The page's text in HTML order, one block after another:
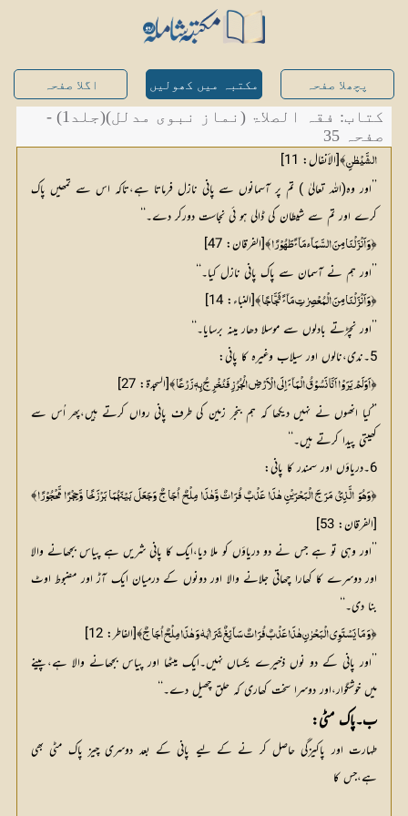
پچھلا صفحہ مکتبہ میں کھولیں اگلا صفحہ
کتاب: فقہ الصلاۃ (نماز نبوی مدلل)(جلد1) -
صفحہ 35
الشَّیْطٰنِ﴾[الأنفال: 11]
’’اور وہ(اللہ تعالیٰ ) تم پر آسمانوں سے پانی نازل فرماتا ہے،تاکہ اس سے تمھیں پاک
کرے اور تم سے شیطان کی ڈالی ہو ئی نجاست دورکر دے۔‘‘
﴿وَاَنْزَلْنَا مِنَ السَّمَآئِ مَآئً طَھُوْرًا﴾[الفرقان: 47]
’’اور ہم نے آسمان سے پاک پانی نازل کیا۔‘‘
﴿وَاَنْزَلْنَا مِنَ الْمُعْصِرٰتِ مَآئً ثَجَّاجًا﴾[النباء: 14]
’’اور نچڑتے بادلوں سے موسلا دھار مینہ برسایا۔‘‘
5۔ندی،نالوں اور سیلاب وغیرہ کا پانی:
﴿اَوَلَمْ یَرَوْا اَنَّا نَسُوْقُ الْمَآئَ اِلَی الْاَرْضِ الْجُرُزِ فَنُخْرِجُ بِہٖ زَرْعًا﴾[السجدۃ: 27]
’’کیا انھوں نے نہیں دیکھا کہ ہم بنجر زمین کی طرف پانی رواں کرتے ہیں،پھر اُس سے
کھیتی پیدا کرتے ہیں۔‘‘
6۔دریاؤں اور سمندر کا پانی:
﴿وَھُوَ الَّذِیْ مَرَجَ الْبَحْرَیْنِ ھٰذَا عَذْبٌ فُرَاتٌ وَّھٰذَا مِلْحٌ اُجَاجٌ وَجَعَلَ بَیْنَھُمَا بَرْزَخًا وَّحِجْرًا مَّحْجُوْرًا﴾
[الفرقان: 53]
’’اور وہی تو ہے جس نے دو دریاؤں کو ملا دیا،ایک کا پانی شریں ہے پیاس بجھانے والا
اور دوسرے کا کھارا چھاتی جلانے والا اور دونوں کے درمیان ایک آڑ اور مضبوط اوٹ
بنا دی۔‘‘
﴿وَ مَا یَسْتَوِی الْبَحْرٰنِ ھٰذَا عَذْبٌ فُرَاتٌ سَآئِغٌ شَرَابُہٗ وَ ھٰذَا مِلْحٌ اُجَاجٌ﴾[الفاطر: 12]
’’اور پانی کے دو نوں ذخیرے یکساں نہیں۔ایک میٹھا اور پیاس بجھانے والا ہے،پینے
میں خوشگوار،اور دوسرا سخت کھاری کہ حلق چھیل دے۔‘‘
ب۔پاک مٹی:
طہارت اور پاکیزگی حاصل کر نے کے لیے پانی کے بعد دوسری چیز پاک مٹی بھی
ہے،جس کا